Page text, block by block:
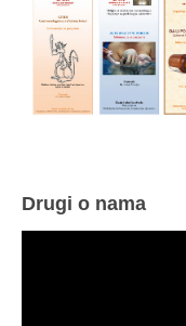
Drugi o nama